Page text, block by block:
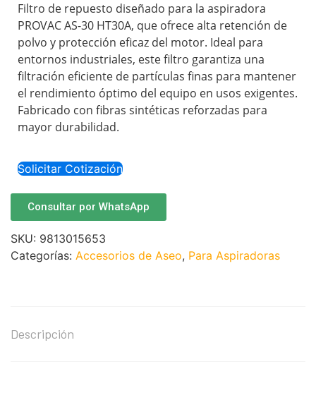
Filtro de repuesto diseñado para la aspiradora
PROVAC AS-30 HT30A, que ofrece alta retención de
polvo y protección eficaz del motor. Ideal para
entornos industriales, este filtro garantiza una
filtración eficiente de partículas finas para mantener
el rendimiento óptimo del equipo en usos exigentes.
Fabricado con fibras sintéticas reforzadas para
mayor durabilidad.
Solicitar Cotización
Consultar por WhatsApp
SKU: 9813015653
Categorías: Accesorios de Aseo, Para Aspiradoras
Descripción